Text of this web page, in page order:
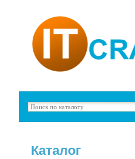
Каталог